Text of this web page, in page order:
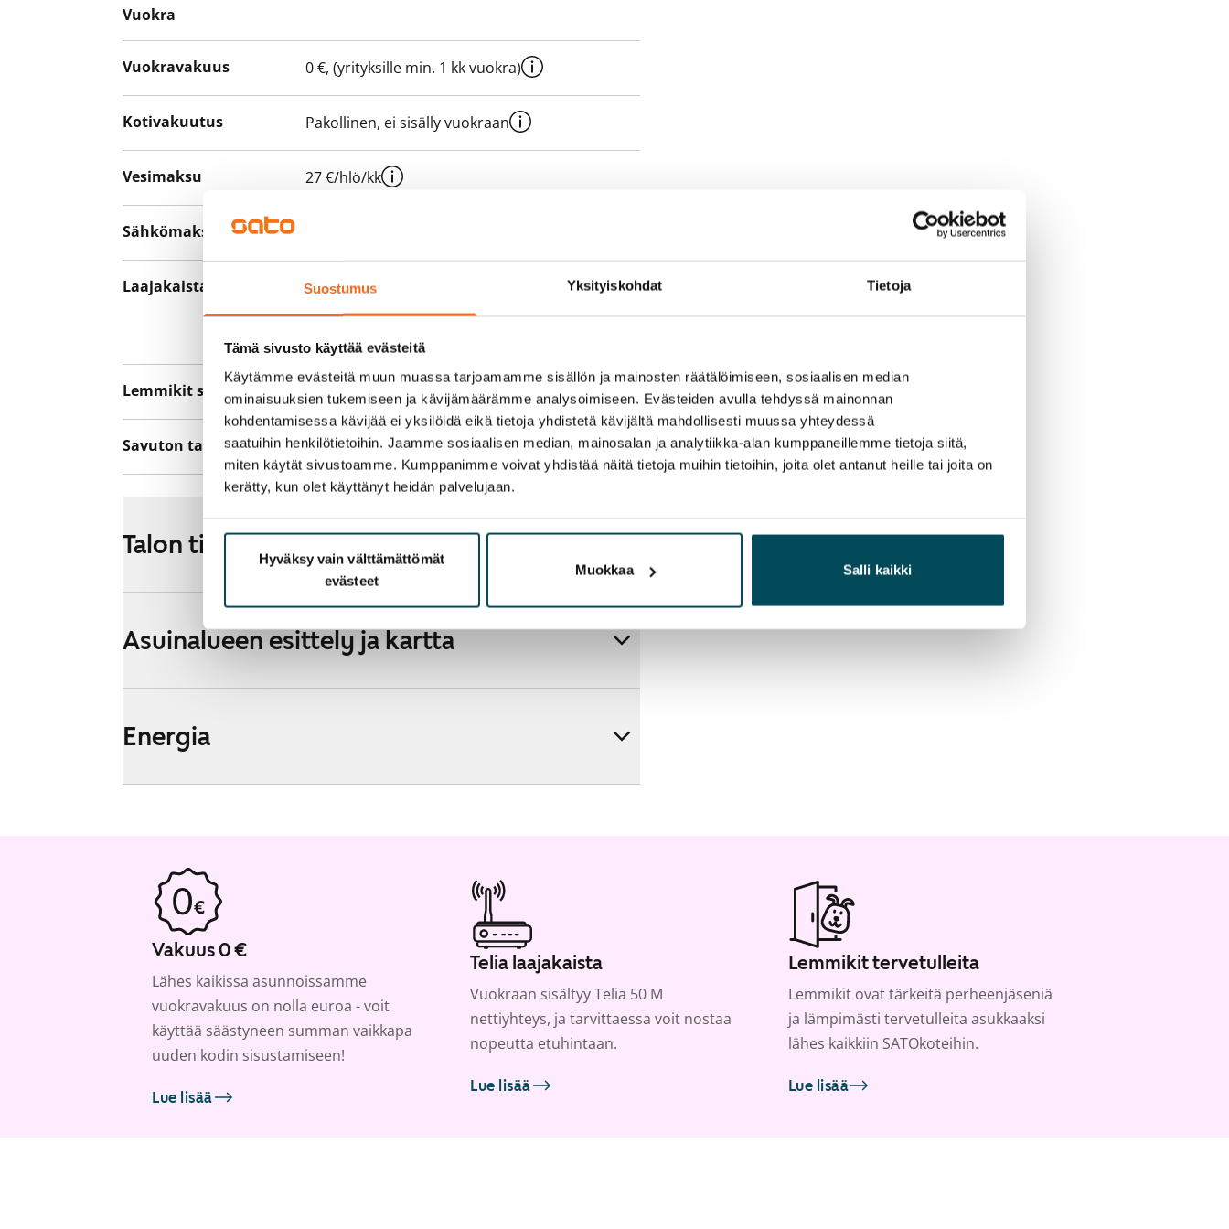
Suostumus Yksityiskohdat Tietoja
Tämä sivusto käyttää evästeitä
Käytämme evästeitä muun muassa tarjoamamme sisällön ja mainosten räätälöimiseen, sosiaalisen median
ominaisuuksien tukemiseen ja kävijämäärämme analysoimiseen. Evästeiden avulla tehdyssä mainonnan
kohdentamisessa kävijää ei yksilöidä eikä tietoja yhdistetä kävijältä mahdollisesti muussa yhteydessä
saatuihin henkilötietoihin. Jaamme sosiaalisen median, mainosalan ja analytiikka-alan kumppaneillemme tietoja siitä,
miten käytät sivustoamme. Kumppanimme voivat yhdistää näitä tietoja muihin tietoihin, joita olet antanut heille tai joita on
kerätty, kun olet käyttänyt heidän palvelujaan.
Hyväksy vain välttämättömät
evästeet
Muokkaa Salli kaikki
Vuokra
Vuokravakuus 0 €, (yrityksille min. 1 kk vuokra)
Kotivakuutus Pakollinen, ei sisälly vuokraan
Vesimaksu 27 €/hlö/kk
Sähkömaksu
Laajakaista
Vuokraan sisältyy 50 M laajakaistaliittymä. Voit
hankkia lisänopeutta etuhintaan ottamalla
Lemmikit sallittu Kyllä
Savuton talo Ei
Talon tiedot
Asuinalueen esittely ja kartta
Energia
Vakuus 0 €
Lähes kaikissa asunnoissamme
vuokravakuus on nolla euroa - voit
käyttää säästyneen summan vaikkapa
uuden kodin sisustamiseen!
Lue lisää
Telia laajakaista
Vuokraan sisältyy Telia 50 M
nettiyhteys, ja tarvittaessa voit nostaa
nopeutta etuhintaan.
Lue lisää
Lemmikit tervetulleita
Lemmikit ovat tärkeitä perheenjäseniä
ja lämpimästi tervetulleita asukkaaksi
lähes kaikkiin SATOkoteihin.
Lue lisää